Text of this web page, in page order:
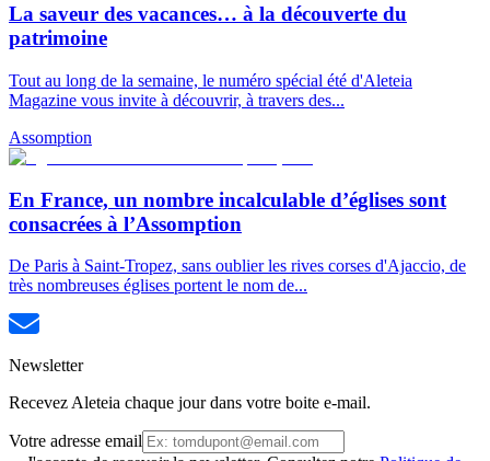
La saveur des vacances… à la découverte du
patrimoine
Tout au long de la semaine, le numéro spécial été d'Aleteia
Magazine vous invite à découvrir, à travers des...
Assomption
En France, un nombre incalculable d’églises sont
consacrées à l’Assomption
De Paris à Saint-Tropez, sans oublier les rives corses d'Ajaccio, de
très nombreuses églises portent le nom de...
Newsletter
Recevez Aleteia chaque jour dans votre boite e-mail.
Votre adresse email